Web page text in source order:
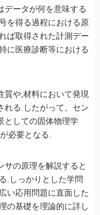
データが何を意味する
を得る過程における原
ば取得された計測デー
に医療診断等における
質や,材料において発現
れる.したがって、セン
としての固体物理学
必要となる.
サの原理を解説すると
.しっかりとした学問
い応用問題に直面した
の基礎を理論的に詳し